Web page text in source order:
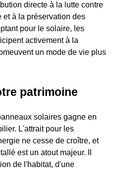
directe à la lutte contre
et à la préservation des
pour le solaire, les
activement à la
un mode de vie plus
patrimoine
solaires gagne en
L'attrait pour les
ne cesse de croître, et
est un atout majeur. Il
de l'habitat, d'une